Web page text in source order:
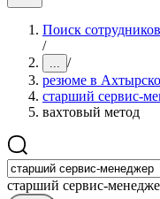
Поиск
/
... /
резюме в
старший сервис-
вахтовый метод
старший сервис-